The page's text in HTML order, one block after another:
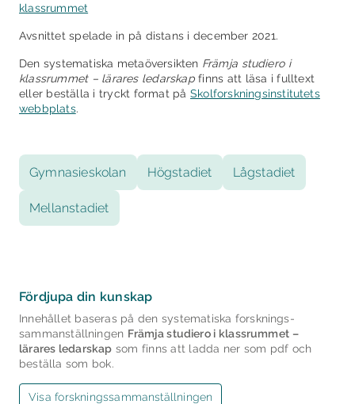
klassrummet
Avsnittet spelade in på distans i december 2021.
Den systematiska metaöversikten Främja studiero i
klassrummet – lärares ledarskapfinns att läsa i fulltext
eller beställa i tryckt format påSkolforskningsinstitutets
webbplats.
Gymnasieskolan Högstadiet Lågstadiet
Mellanstadiet
Fördjupa din kunskap
Innehållet baseras på den systematiska forsknings­
sammanställningen Främja studiero i klassrummet –
lärares ledarskap som finns att ladda ner som pdf och
beställa som bok.
Visa forsknings­sammanställningen